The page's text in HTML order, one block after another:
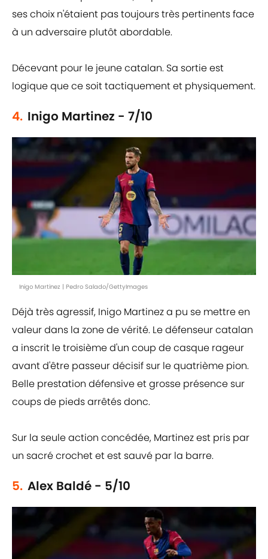
ses choix n'étaient pas toujours très pertinents face
à un adversaire plutôt abordable.
Décevant pour le jeune catalan. Sa sortie est
logique que ce soit tactiquement et physiquement.
4. Inigo Martinez - 7/10
Inigo Martinez | Pedro Salado/GettyImages
Déjà très agressif, Inigo Martinez a pu se mettre en
valeur dans la zone de vérité. Le défenseur catalan
a inscrit le troisième d'un coup de casque rageur
avant d'être passeur décisif sur le quatrième pion.
Belle prestation défensive et grosse présence sur
coups de pieds arrêtés donc.
Sur la seule action concédée, Martinez est pris par
un sacré crochet et est sauvé par la barre.
5. Alex Baldé - 5/10